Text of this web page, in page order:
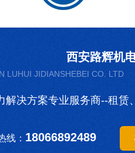
西安路辉机
LUHUI JIDIANSHEBEI CO. LTD
解决方案专业服务商--租赁
线： 18066892489